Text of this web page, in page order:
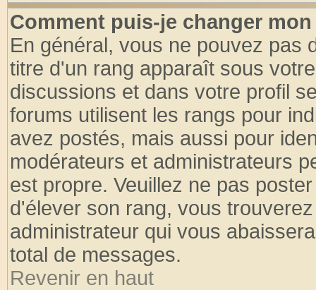
Comment puis-je changer
En général, vous ne pouvez pas
titre d'un rang apparaît sous
discussions et dans votre profil
forums utilisent les rangs pour
avez postés, mais aussi pour
modérateurs et administrateurs
est propre. Veuillez ne pas
d'élever son rang, vous
administrateur qui vous
total de messages.
Revenir en haut